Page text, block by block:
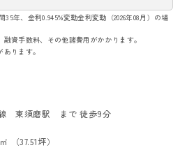
年、金利0.945%変動金利変動（2026年08月）の場
資手数料、その他諸費用がかかります。
ります。
東須磨駅 まで 徒歩9分
（37.51坪）